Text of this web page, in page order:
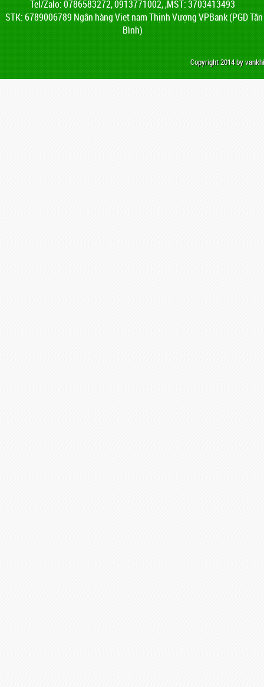
Tel/Zalo: 0786583272, 0913771002, ,MST: 3703413493
STK: 6789006789 Ngân hàng Viet nam Thịnh Vượng VPBank (PGD Tân
Bình)
Copyright 2014 by